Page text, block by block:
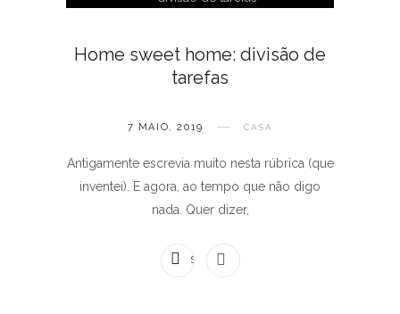
Home sweet home: divisão de
tarefas
7 MAIO, 2019 CASA
Antigamente escrevia muito nesta rúbrica (que
inventei). E agora, ao tempo que não digo
nada. Quer dizer,
SEM COMENTÁRIOS